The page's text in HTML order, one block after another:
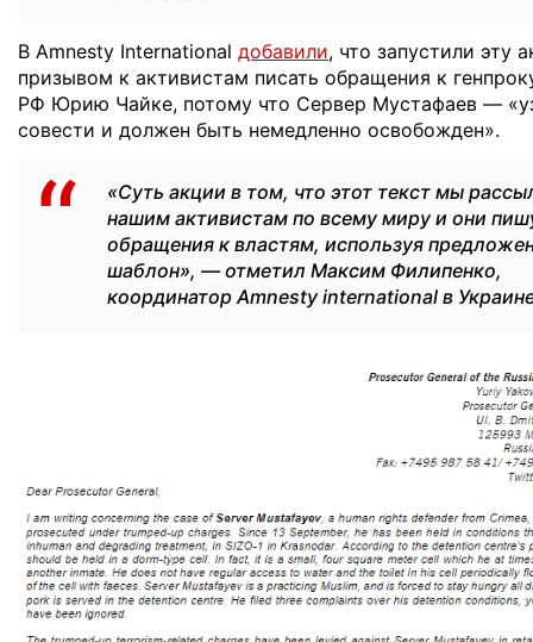
В Amnesty International добавили, что запустили эту
призывом к активистам писать обращения к
РФ Юрию Чайке, потому что Сервер Мустафаев —
совести и должен быть немедленно освобожден».
«Суть акции в том, что этот текст мы
нашим активистам по всему миру и они
обращения к властям, используя
шаблон», — отметил Максим Филипенко,
координатор Amnesty international в